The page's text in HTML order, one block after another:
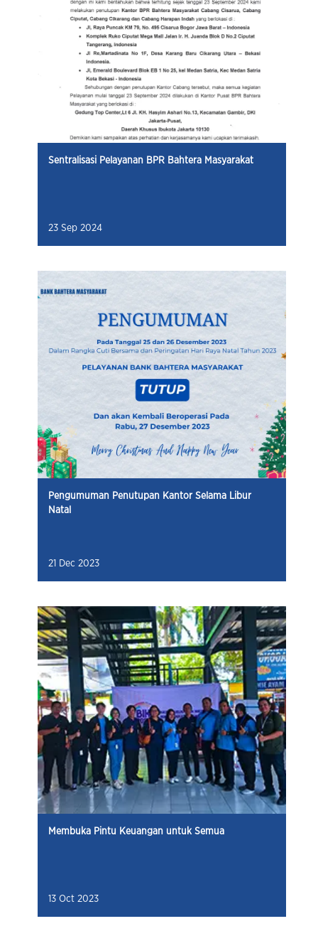
Sentralisasi Pelayanan BPR Bahtera Masyarakat
23 Sep 2024
Pengumuman Penutupan Kantor Selama Libur
Natal
21 Dec 2023
Membuka Pintu Keuangan untuk Semua
13 Oct 2023